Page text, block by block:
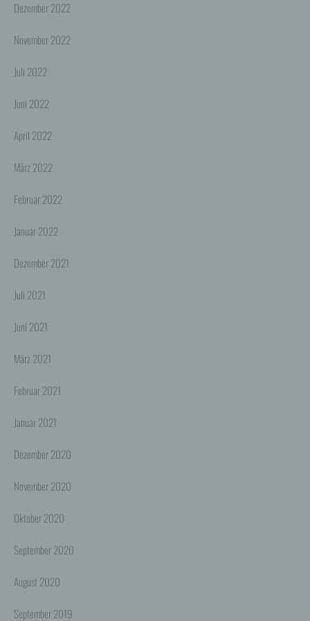
Dezember 2022
November 2022
Juli 2022
Juni 2022
April 2022
März 2022
Februar 2022
Januar 2022
Dezember 2021
Juli 2021
Juni 2021
März 2021
Februar 2021
Januar 2021
Dezember 2020
November 2020
Oktober 2020
September 2020
August 2020
September 2019
- Die Gewährleistung eines effektiven Kundendienstes
und technischen Supports.
Wir übermitteln die Daten der Nutzer an Dritte nur,
Zwecke, wenn diese notwendig sind, um unsere
zu erfüllen (z.B. Adressmitteilung an Lieferanten).
oder Email) werden die Angaben des Nutzers zwecks
Personenbezogene Daten werden gelöscht, sofern sie
entgegenstehen.
4. Erhebung von Zugriffsdaten
Wir erheben Daten über jeden Zugriff auf den Server,
Serverlogfiles). Zu den Zugriffsdaten gehören Name
erfolgreichen Abruf, Browsertyp nebst Version, das
besuchte Seite), IP-Adresse und der anfragende
Provider.
Wir verwenden die Protokolldaten ohne Zuordnung zur
statistische Auswertungen zum Zweck des Betriebs,
Onlineangebotes. Wir behalten uns jedoch vor, die
Protokolldaten nachträglich zu überprüfen, wenn
Verdacht einer rechtswidrigen Nutzung besteht.
Cookies sind Informationen, die von unserem
späteren Abruf gespeichert werden. Über den Einsatz
Reichweitenmessung werden die Nutzer im Rahmen
dieser Datenschutzerklärung informiert.
Die Betrachtung dieses Onlineangebotes ist auch unter
gespeichert werden, werden sie gebeten die